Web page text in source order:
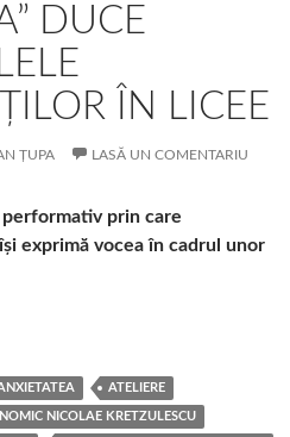
DUCE
ÎN LICEE
ȚUPA LASĂ UN COMENTARIU
performativ prin care
exprimă vocea în cadrul unor
duce spectoacolele
ATELIERE
NICOLAE KRETZULESCU